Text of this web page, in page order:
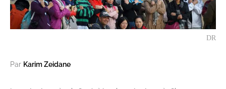
DR
Par Karim Zeidane